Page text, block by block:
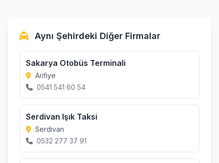
Aynı Şehirdeki Diğer Firmalar
Sakarya Otobüs Terminali
Arifiye
0541 541 60 54
Serdivan Işık Taksi
Serdivan
0532 277 37 91